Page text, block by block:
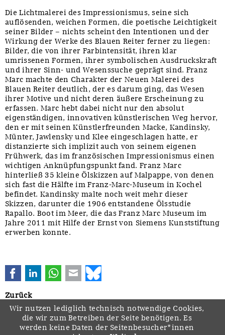
Die Lichtmalerei des Impressionismus, seine sich
auflösenden, weichen Formen, die poetische Leichtigkeit
seiner Bilder – nichts scheint den Intentionen und der
Wirkung der Werke des Blauen Reiter ferner zu liegen:
Bilder, die von ihrer Farbintensität, ihren klar
umrissenen Formen, ihrer symbolischen Ausdruckskraft
und ihrer Sinn- und Wesenssuche geprägt sind. Franz
Marc machte den Charakter der Neuen Malerei des
Blauen Reiter deutlich, der es darum ging, das Wesen
ihrer Motive und nicht deren äußere Erscheinung zu
erfassen. Marc hebt dabei nicht nur den absolut
eigenständigen, innovativen künstlerischen Weg hervor,
den er mit seinen Künstlerfreunden Macke, Kandinsky,
Münter, Jawlensky und Klee eingeschlagen hatte, er
distanzierte sich implizit auch von seinem eigenen
Frühwerk, das im französischen Impressionismus einen
wichtigen Anknüpfungspunkt fand. Franz Marc
hinterließ 35 kleine Ölskizzen auf Malpappe, von denen
sich fast die Hälfte im Franz-Marc-Museum in Kochel
befindet. Kandinsky malte noch weit mehr dieser
Skizzen, darunter die 1906 entstandene Ölsstudie
Rapallo. Boot im Meer, die das Franz Marc Museum im
Jahre 2011 mit Hilfe der Ernst von Siemens Kunststiftung
erwerben konnte.
FacebookLinkedInWhatsApp
E-mail
Zurück
Wir nutzen lediglich technisch notwendige Cookies,
die wir zum Betreiben der Seite benötigen. Es
werden keine Daten der Seitenbesucher*innen